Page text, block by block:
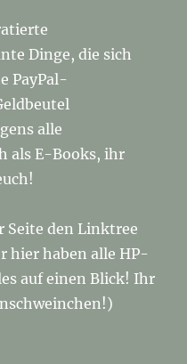
Dinge, die sich
PayPal-
alle
als E-Books, ihr
den Linktree
hier haben alle HP-
auf einen Blick! Ihr